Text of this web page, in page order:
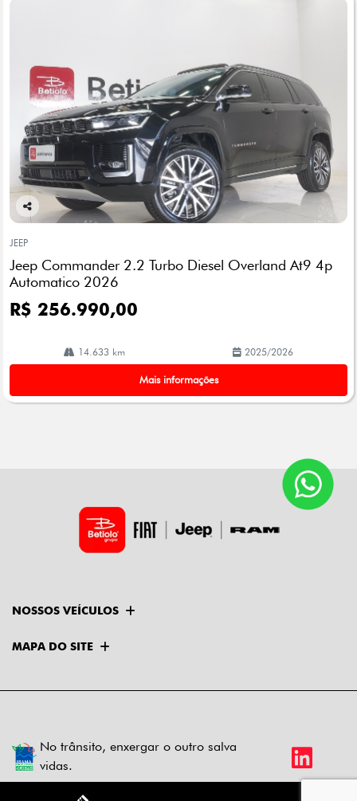
Co
arti
lhe
JEEP
Jeep Commander 2.2 Turbo Diesel Overland At9 4p
Automatico 2026
R$ 256.990,00
14.633 km 2025/2026
Mais informações
NOSSOS VEÍCULOS
MAPA DO SITE
No trânsito, enxergar o outro salva
vidas.